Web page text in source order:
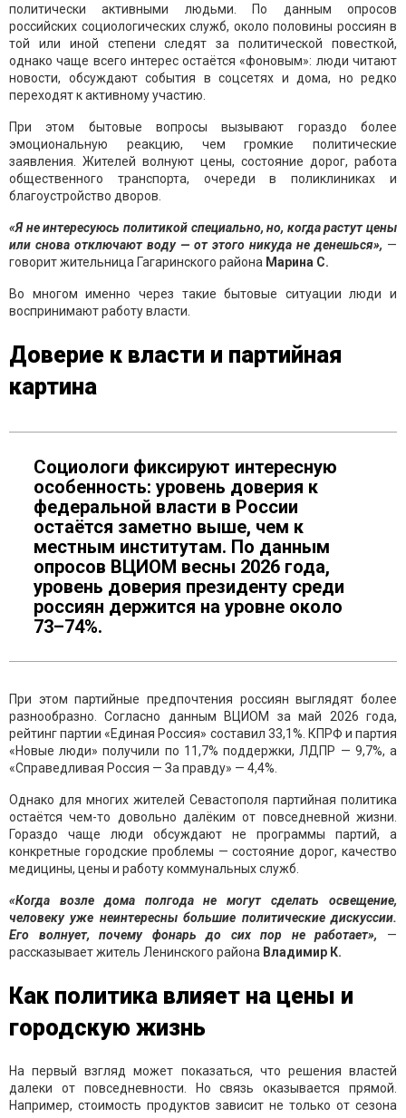
политически активными людьми. По данным опросов
российских социологических служб, около половины россиян в
той или иной степени следят за политической повесткой,
однако чаще всего интерес остаётся «фоновым»: люди читают
новости, обсуждают события в соцсетях и дома, но редко
переходят к активному участию.
При этом бытовые вопросы вызывают гораздо более
эмоциональную реакцию, чем громкие политические
заявления. Жителей волнуют цены, состояние дорог, работа
общественного транспорта, очереди в поликлиниках и
благоустройство дворов.
«Я не интересуюсь политикой специально, но, когда растут цены
или снова отключают воду — от этого никуда не денешься», —
говорит жительница Гагаринского района Марина С.
Во многом именно через такие бытовые ситуации люди и
воспринимают работу власти.
Доверие к власти и партийная
картина
Социологи фиксируют интересную
особенность: уровень доверия к
федеральной власти в России
остаётся заметно выше, чем к
местным институтам. По данным
опросов ВЦИОМ весны 2026 года,
уровень доверия президенту среди
россиян держится на уровне около
73–74%.
При этом партийные предпочтения россиян выглядят более
разнообразно. Согласно данным ВЦИОМ за май 2026 года,
рейтинг партии «Единая Россия» составил 33,1%. КПРФ и партия
«Новые люди» получили по 11,7% поддержки, ЛДПР — 9,7%, а
«Справедливая Россия — За правду» — 4,4%.
Однако для многих жителей Севастополя партийная политика
остаётся чем-то довольно далёким от повседневной жизни.
Гораздо чаще люди обсуждают не программы партий, а
конкретные городские проблемы — состояние дорог, качество
медицины, цены и работу коммунальных служб.
«Когда возле дома полгода не могут сделать освещение,
человеку уже неинтересны большие политические дискуссии.
Его волнует, почему фонарь до сих пор не работает», —
рассказывает житель Ленинского района Владимир К.
Как политика влияет на цены и
городскую жизнь
На первый взгляд может показаться, что решения властей
далеки от повседневности. Но связь оказывается прямой.
Например, стоимость продуктов зависит не только от сезона